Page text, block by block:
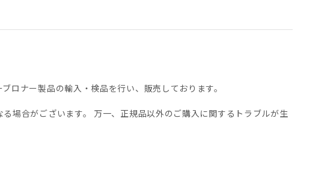
ロナー製品の輸入・検品を行い、販売しております。
場合がございます。 万一、正規品以外のご購入に関するトラブルが生